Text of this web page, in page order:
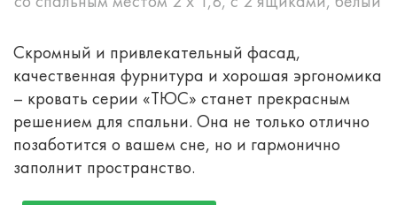
Скромный и привлекательный фасад,
качественная фурнитура и хорошая эргономика
– кровать серии «ТЮС» станет прекрасным
решением для спальни. Она не только отлично
позаботится о вашем сне, но и гармонично
заполнит пространство.